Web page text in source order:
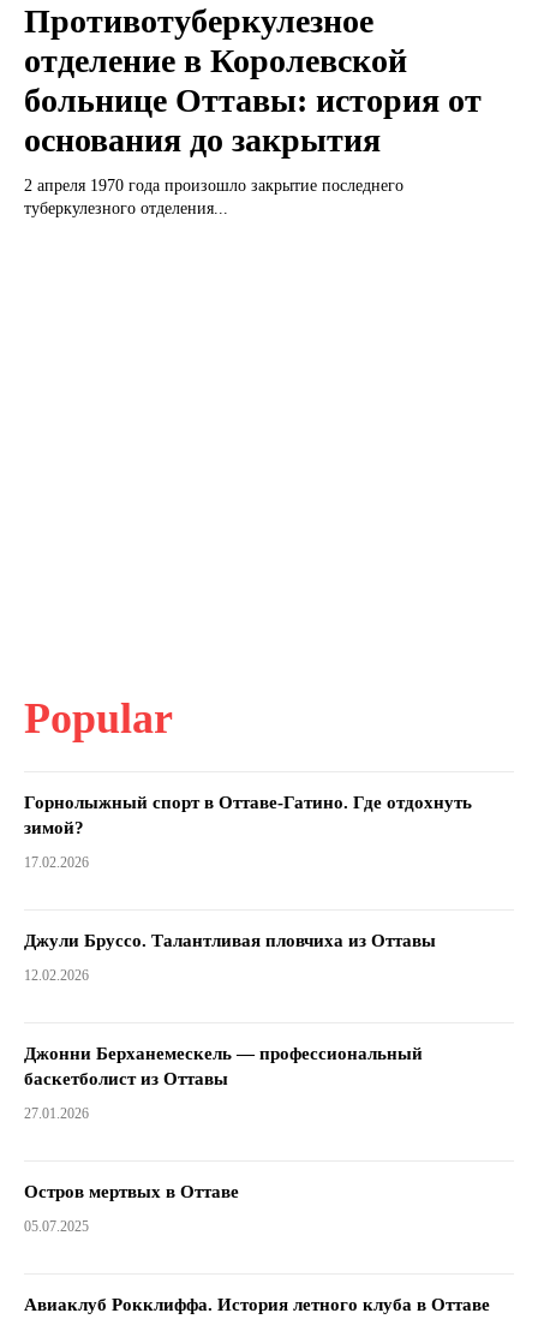
Противотуберкулезное
отделение в Королевской
больнице Оттавы: история от
основания до закрытия
2 апреля 1970 года произошло закрытие последнего
туберкулезного отделения...
Popular
Горнолыжный спорт в Оттаве-Гатино. Где отдохнуть
зимой?
17.02.2026
Джули Бруссо. Талантливая пловчиха из Оттавы
12.02.2026
Джонни Берханемескель — профессиональный
баскетболист из Оттавы
27.01.2026
Остров мертвых в Оттаве
05.07.2025
Авиаклуб Рокклиффа. История летного клуба в Оттаве